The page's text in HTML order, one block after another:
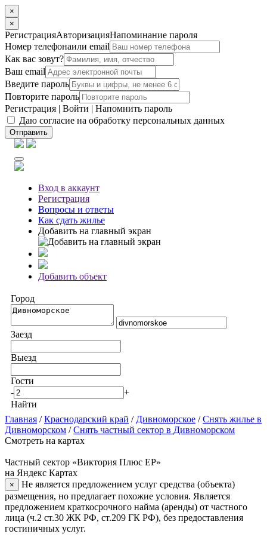
×
×
РегистрацияАвторизацияНапоминание пароля
Номер телефонаили email
Как вас зовут?
Ваш email
Введите пароль
Повторите пароль
Регистрация | Войти | Напомнить пароль
Даю согласие на обработку персональных данных
Отправить
Вход в аккаунт
Регистрация
Вопросы и ответы
Как сдать жилье
Добавить на главный экран
Добавить объект
Город
Заезд
Выезд
Гости
-
+
Найти
Главная /Краснодарский край / Дивноморское /Снять жилье в
Дивноморском /Снять частный сектор в Дивноморском
Смотреть на картах
Частный сектор «Виктория Плюс ЕР»
на Яндекс Картах
×
Не является предложением услуг средства (объекта)
размещения, но предлагает похожие условия. Является
предложением краткосрочного найма (аренды) от частного
лица (ч.2 ст.30 ЖК РФ, ст.209 ГК РФ), без предоставления
гостиничных услуг.